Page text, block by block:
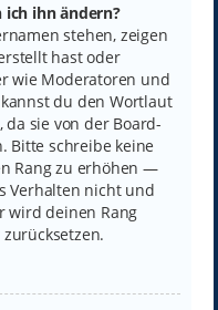
ich ihn ändern?
stehen, zeigen
hast oder
wie Moderatoren und
du den Wortlaut
sie von der Board-
Bitte schreibe keine
Rang zu erhöhen —
Verhalten nicht und
wird deinen Rang